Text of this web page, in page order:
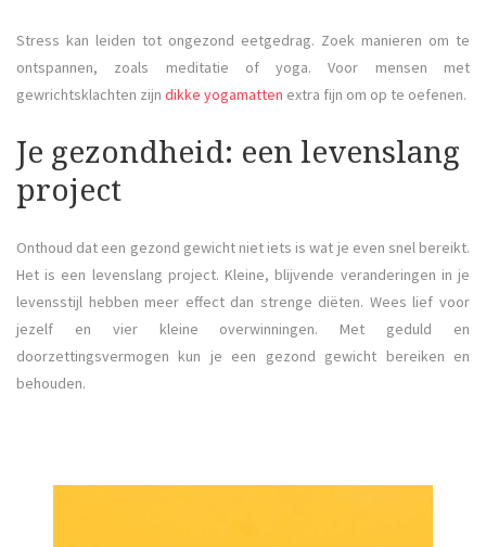
Stress kan leiden tot ongezond eetgedrag. Zoek manieren om te
ontspannen, zoals meditatie of yoga. Voor mensen met
gewrichtsklachten zijn dikke yogamatten extra fijn om op te oefenen.
Je gezondheid: een levenslang
project
Onthoud dat een gezond gewicht niet iets is wat je even snel bereikt.
Het is een levenslang project. Kleine, blijvende veranderingen in je
levensstijl hebben meer effect dan strenge diëten. Wees lief voor
jezelf en vier kleine overwinningen. Met geduld en
doorzettingsvermogen kun je een gezond gewicht bereiken en
behouden.